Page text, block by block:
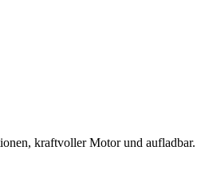
kraftvoller Motor und